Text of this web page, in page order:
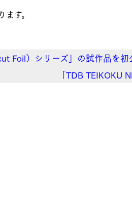
す。
Foil）シリーズ」の試作品を初
「TDB TEIKOKU